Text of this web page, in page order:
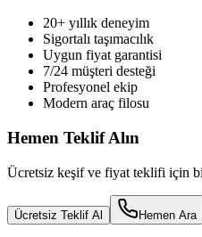
20+ yıllık deneyim
Sigortalı taşımacılık
Uygun fiyat garantisi
7/24 müşteri desteği
Profesyonel ekip
Modern araç filosu
Hemen Teklif Alın
Ücretsiz keşif ve fiyat teklifi için
Ücretsiz Teklif Al Hemen Ara